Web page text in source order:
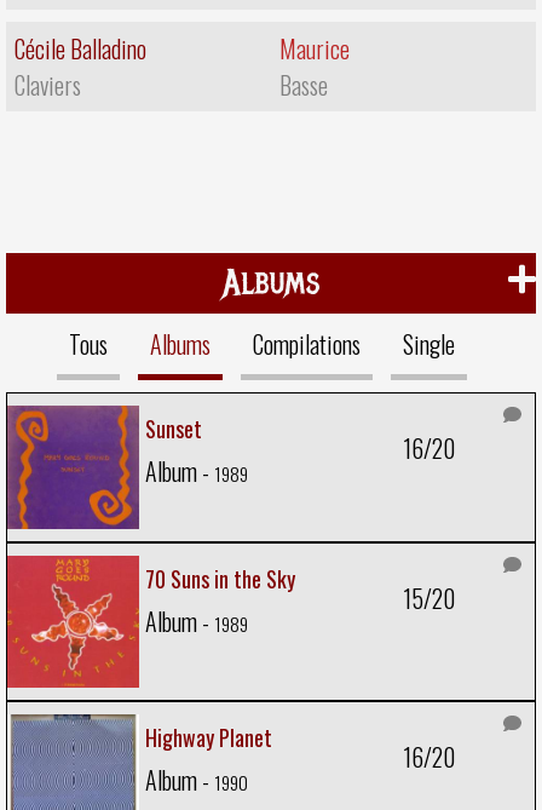
Cécile Balladino
Claviers
Maurice
Basse
Albums
Tous Albums Compilations Single
Sunset
Album - 1989
16/20
70 Suns in the Sky
Album - 1989
15/20
Highway Planet
Album - 1990
16/20